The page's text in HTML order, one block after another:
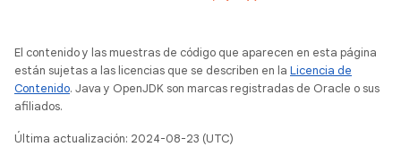
El contenido y las muestras de código que aparecen en esta página
están sujetas a las licencias que se describen en la Licencia de
Contenido. Java y OpenJDK son marcas registradas de Oracle o sus
afiliados.
Última actualización: 2024-08-23 (UTC)